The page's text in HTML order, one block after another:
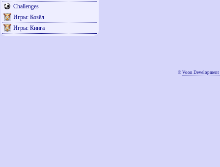
Challenges
Игры: Козёл
Игры: Кинга
© Voon Development